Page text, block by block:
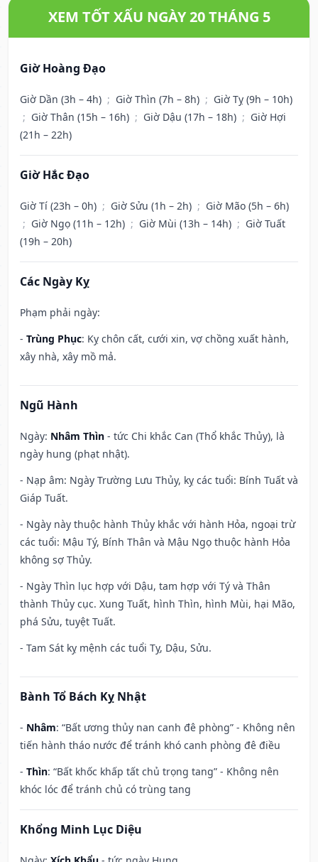
XEM TỐT XẤU NGÀY 20 THÁNG 5
Giờ Hoàng Đạo
Giờ Dần (3h – 4h) ; Giờ Thìn (7h – 8h) ; Giờ Tỵ (9h – 10h)
; Giờ Thân (15h – 16h) ; Giờ Dậu (17h – 18h) ; Giờ Hợi
(21h – 22h)
Giờ Hắc Đạo
Giờ Tí (23h – 0h) ; Giờ Sửu (1h – 2h) ; Giờ Mão (5h – 6h)
; Giờ Ngọ (11h – 12h) ; Giờ Mùi (13h – 14h) ; Giờ Tuất
(19h – 20h)
Các Ngày Kỵ
Phạm phải ngày:
- Trùng Phục: Kỵ chôn cất, cưới xin, vợ chồng xuất hành,
xây nhà, xây mồ mả.
Ngũ Hành
Ngày: Nhâm Thìn - tức Chi khắc Can (Thổ khắc Thủy), là
ngày hung (phạt nhật).
- Nạp âm: Ngày Trường Lưu Thủy, kỵ các tuổi: Bính Tuất và
Giáp Tuất.
- Ngày này thuộc hành Thủy khắc với hành Hỏa, ngoại trừ
các tuổi: Mậu Tý, Bính Thân và Mậu Ngọ thuộc hành Hỏa
không sợ Thủy.
- Ngày Thìn lục hợp với Dậu, tam hợp với Tý và Thân
thành Thủy cục. Xung Tuất, hình Thìn, hình Mùi, hại Mão,
phá Sửu, tuyệt Tuất.
- Tam Sát kỵ mệnh các tuổi Tỵ, Dậu, Sửu.
Bành Tổ Bách Kỵ Nhật
- Nhâm: “Bất ương thủy nan canh đê phòng” - Không nên
tiến hành tháo nước để tránh khó canh phòng đê điều
- Thìn: “Bất khốc khấp tất chủ trọng tang” - Không nên
khóc lóc để tránh chủ có trùng tang
Khổng Minh Lục Diệu